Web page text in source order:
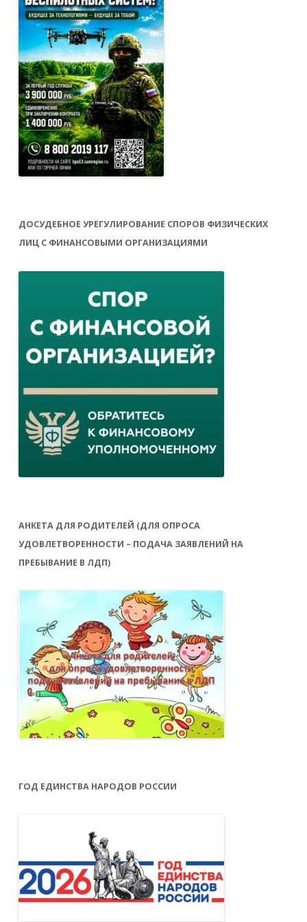
ДОСУДЕБНОЕ УРЕГУЛИРОВАНИЕ СПОРОВ ФИЗИЧЕСКИХ
ЛИЦ С ФИНАНСОВЫМИ ОРГАНИЗАЦИЯМИ
АНКЕТА ДЛЯ РОДИТЕЛЕЙ (ДЛЯ ОПРОСА
УДОВЛЕТВОРЕННОСТИ – ПОДАЧА ЗАЯВЛЕНИЙ НА
ПРЕБЫВАНИЕ В ЛДП)
ГОД ЕДИНСТВА НАРОДОВ РОССИИ